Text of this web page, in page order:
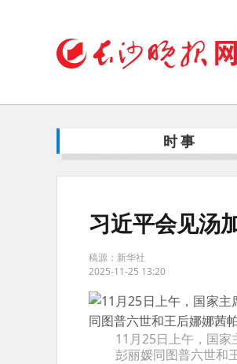
时事
习近平会见汤
稿源：新华社
2025-11-25 13:20
11月25日上午，国家
彭丽媛同图普六世和